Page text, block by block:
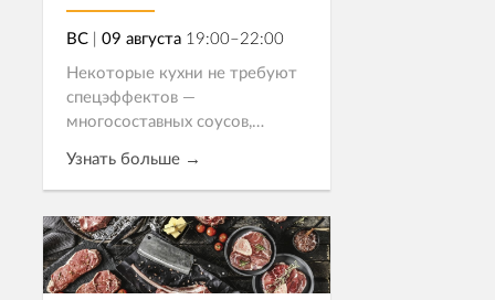
ВС | 09 августа 19:00–22:00
Некоторые кухни не требуют
спецэффектов —
многосоставных соусов,
ингредиентов.
Средиземноморская — как раз
из таких, ведь в ее основе
простые понятные продукты,
свежий вкус, мин...
Узнать больше →
Записаться